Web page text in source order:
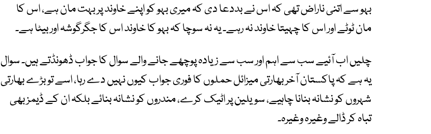
بہو سے اتنی ناراض تھی کہ اس نے بددعا دی کہ میری بہو کو اپنے خاوند پر بہت مان ہے، اس کا
مان ٹوٹے اور اس کا چہیتا خاوند نہ رہے۔ یہ نہ سوچا کہ بہو کا خاوند اس کا جگرگوشہ اور بیٹا ہے۔
چلیں اب آئیے سب سے اہم اور سب سے زیادہ پوچھے جانے والے سوال کا جواب ڈھونڈتے ہیں۔ سوال
یہ ہے کہ پاکستان آخر بھارتی میزائل حملوں کا فوری جواب کیوں نہیں دے رہا، اسے تو بڑے بھارتی
شہروں کو نشانہ بنانا چاہیے، سویلین پر اٹیک کرے، مندروں کو نشانہ بنائے بلکہ ان کے ڈیمز بھی
تباہ کر ڈالے وغیرہ وغیرہ۔